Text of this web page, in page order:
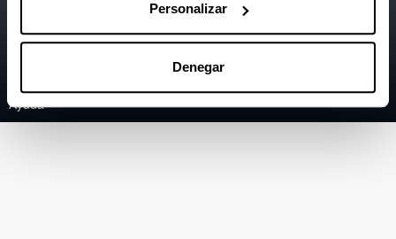
Personalizar
Denegar
Contacto
Ayuda